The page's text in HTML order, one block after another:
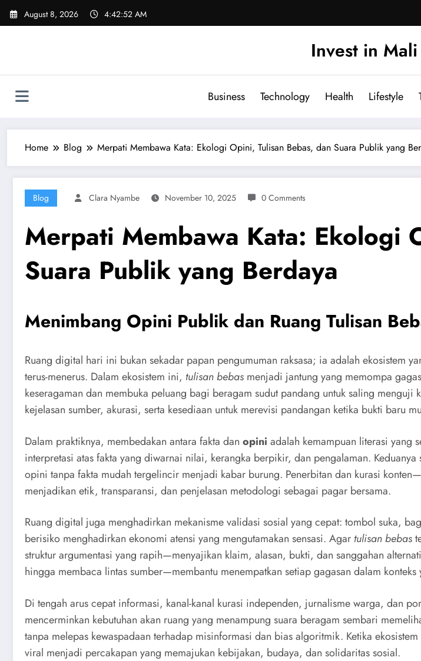
Skip
August 8, 2026 4:42:53 AM
Invest in
Business Technology Health Lifestyle
Home Blog Merpati Membawa Kata: Ekologi Opini, Tulisan Bebas, dan Suara Publik yang
Blog Clara Nyambe November 10, 2025 0 Comments
Merpati Membawa Kata: Ekologi
Suara Publik yang Berdaya
Menimbang Opini Publik dan Ruang Tulisan
Ruang digital hari ini bukan sekadar papan pengumuman raksasa; ia adalah ekosistem
terus-menerus. Dalam ekosistem ini, tulisan bebas menjadi jantung yang memompa
keseragaman dan membuka peluang bagi beragam sudut pandang untuk saling
kejelasan sumber, akurasi, serta kesediaan untuk merevisi pandangan ketika bukti baru
Dalam praktiknya, membedakan antara fakta dan opini adalah kemampuan literasi yang
interpretasi atas fakta yang diwarnai nilai, kerangka berpikir, dan pengalaman.
opini tanpa fakta mudah tergelincir menjadi kabar burung. Penerbitan dan kurasi
menjadikan etik, transparansi, dan penjelasan metodologi sebagai pagar bersama.
Ruang digital juga menghadirkan mekanisme validasi sosial yang cepat: tombol suka,
berisiko menghadirkan ekonomi atensi yang mengutamakan sensasi. Agar tulisan bebas
struktur argumentasi yang rapih—menyajikan klaim, alasan, bukti, dan sanggahan
hingga membaca lintas sumber—membantu menempatkan setiap gagasan dalam konteks
Di tengah arus cepat informasi, kanal-kanal kurasi independen, jurnalisme warga, dan
mencerminkan kebutuhan akan ruang yang menampung suara beragam sembari
tanpa melepas kewaspadaan terhadap misinformasi dan bias algoritmik. Ketika
viral menjadi percakapan yang memajukan kebijakan, budaya, dan solidaritas sosial.